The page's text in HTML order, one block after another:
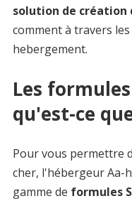
solution de création
comment à travers
hebergement.
Les
qu'est-ce
Pour vous permettre
cher, l'hébergeur Aa-
gamme de formules